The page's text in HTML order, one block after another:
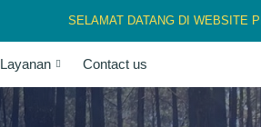
SELAMAT DATANG DI WEBSITE
Layanan Contact us